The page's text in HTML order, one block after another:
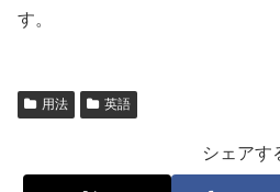
す。
用法 英語
シェアす